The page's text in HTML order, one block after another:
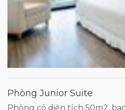
Phòng Junior Suite
Phòng có diện tích 50m2,